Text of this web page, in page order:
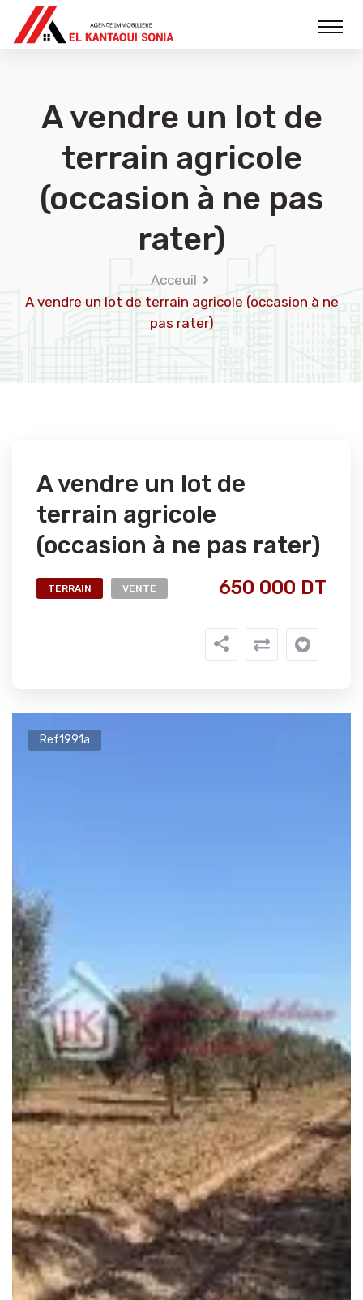
A vendre un lot de
terrain agricole
(occasion à ne pas
rater)
Acceuil
A vendre un lot de terrain agricole (occasion à ne
pas rater)
A vendre un lot de
terrain agricole
(occasion à ne pas rater)
TERRAIN VENTE 650 000 DT
Ref1991a